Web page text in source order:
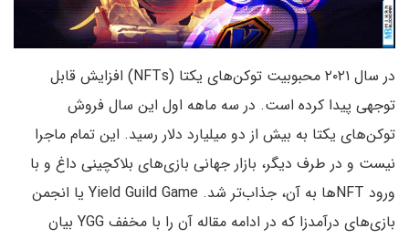
در سال ۲۰۲۱ محبوبیت توکن‌های یکتا (NFTs) افزایش قابل
توجهی پیدا کرده است. در سه ماهه اول این سال فروش
توکن‌های یکتا به بیش از دو میلیارد دلار رسید. این تمام ماجرا
نیست و در طرف دیگر، بازار جهانی بازی‌های بلاکچینی داغ و با
ورود NFTها به آن، جذاب‌تر شد. Yield Guild Game یا انجمن
بازی‌های درآمدزا که در ادامه مقاله آن را با مخفف YGG بیان